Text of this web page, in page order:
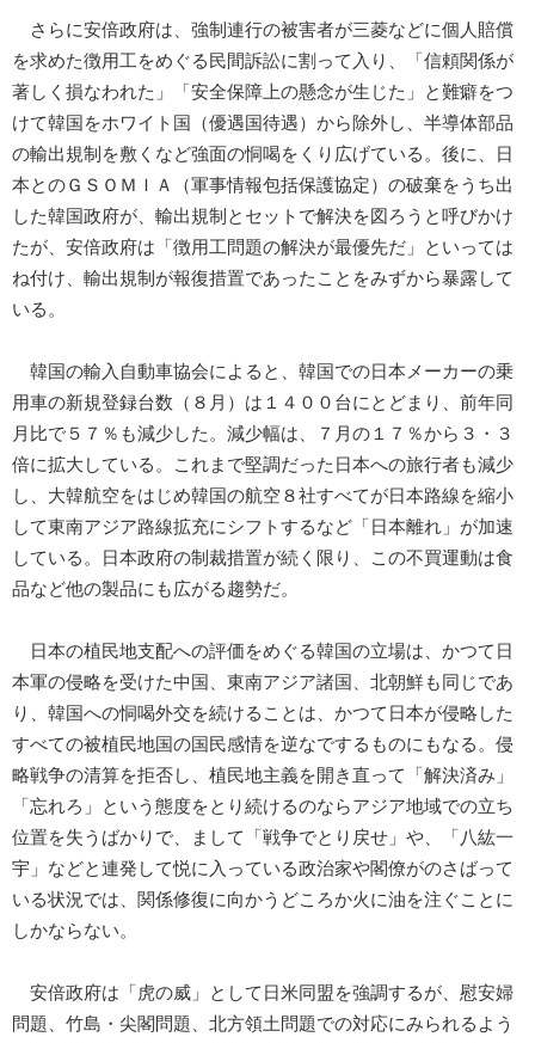
さらに安倍政府は、強制連行の被害者が三菱などに個人賠償
を求めた徴用工をめぐる民間訴訟に割って入り、「信頼関係が
著しく損なわれた」「安全保障上の懸念が生じた」と難癖をつ
けて韓国をホワイト国（優遇国待遇）から除外し、半導体部品
の輸出規制を敷くなど強面の恫喝をくり広げている。後に、日
本とのＧＳＯＭＩＡ（軍事情報包括保護協定）の破棄をうち出
した韓国政府が、輸出規制とセットで解決を図ろうと呼びかけ
たが、安倍政府は「徴用工問題の解決が最優先だ」といっては
ね付け、輸出規制が報復措置であったことをみずから暴露して
いる。
韓国の輸入自動車協会によると、韓国での日本メーカーの乗
用車の新規登録台数（８月）は１４００台にとどまり、前年同
月比で５７％も減少した。減少幅は、７月の１７％から３・３
倍に拡大している。これまで堅調だった日本への旅行者も減少
し、大韓航空をはじめ韓国の航空８社すべてが日本路線を縮小
して東南アジア路線拡充にシフトするなど「日本離れ」が加速
している。日本政府の制裁措置が続く限り、この不買運動は食
品など他の製品にも広がる趨勢だ。
日本の植民地支配への評価をめぐる韓国の立場は、かつて日
本軍の侵略を受けた中国、東南アジア諸国、北朝鮮も同じであ
り、韓国への恫喝外交を続けることは、かつて日本が侵略した
すべての被植民地国の国民感情を逆なでするものにもなる。侵
略戦争の清算を拒否し、植民地主義を開き直って「解決済み」
「忘れろ」という態度をとり続けるのならアジア地域での立ち
位置を失うばかりで、まして「戦争でとり戻せ」や、「八紘一
宇」などと連発して悦に入っている政治家や閣僚がのさばって
いる状況では、関係修復に向かうどころか火に油を注ぐことに
しかならない。
安倍政府は「虎の威」として日米同盟を強調するが、慰安婦
問題、竹島・尖閣問題、北方領土問題での対応にみられるよう